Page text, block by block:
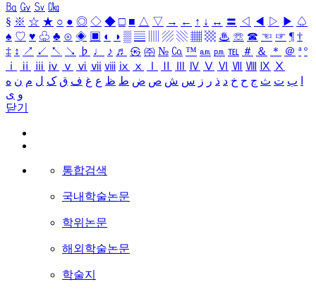
㏃ ㏉ ㏜ ㏆
§ ※ ☆ ★ ○ ● ◎ ◇ ◆ □ ■ △ ▽ → ← ↑ ↓ ↔ 〓 ◁ ◀ ▷ ▶ ♤
♠ ♡ ♥ ♧ ♣ ⊙ ◈ ▣ ◐ ◑ ▒ ▤ ▨ ▧ ▦ ▩ ♨ ☏ ☎ ☜ ☞ ¶ †
‡ ↕ ↗ ↙ ↖ ↘ ♭ ♩ ♪ ♬ ㉿ ㈜ № ㏇ ™ ㏂ ㏘ ℡ ＃ ＆ ＊ ＠ ª º
ⅰ
ⅱ ⅲ ⅳ ⅴ ⅵ ⅶ ⅷ ⅸ ⅹ Ⅳ Ⅴ Ⅵ Ⅶ Ⅷ Ⅸ Ⅹ
ب ت ث ج ح خ د ذ ر ز س ش ص ض ط ظ ع غ ف ق ک ل م ن ه
و ی
닫기
통합검색
국내학술논문
학위논문
해외학술논문
학술지